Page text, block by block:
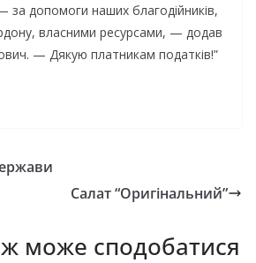
за допомоги наших благодійників,
власними ресурсами, — додав
— Дякую платникам податків!”
Салат “Оригінальний”
може сподобатися